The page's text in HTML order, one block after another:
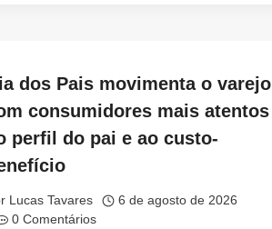
dos Pais movimenta o varejo
consumidores mais atentos
perfil do pai e ao custo-
Lucas Tavares
6 de agosto de 2026
0 Comentários